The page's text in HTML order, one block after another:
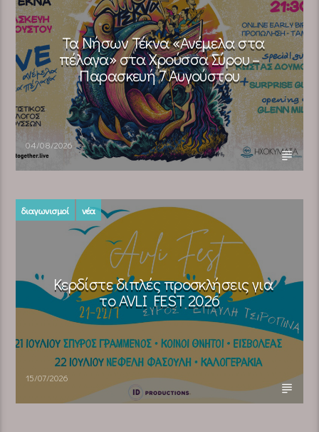
Τα Νήσων Τέκνα «Ανέμελα στα
πέλαγα» στα Χρούσσα Σύρου –
Παρασκευή 7 Αυγούστου
04/08/2026
διαγωνισμοί νέα
Κερδίστε διπλές προσκλήσεις για
το AVLI FEST 2026
15/07/2026